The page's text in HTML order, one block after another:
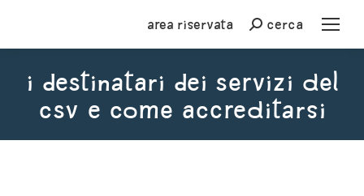
Area riservata Cercacerca
I destinatari dei servizi del
CSV e come accreditarsi